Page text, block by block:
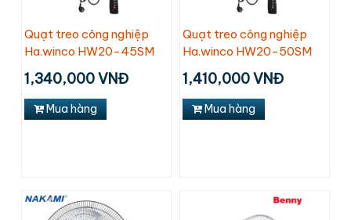
Quạt treo công nghiệp
Ha.winco HW20-45SM
1,340,000 VNĐ
Mua hàng
Quạt treo công nghiệp
Ha.winco HW20-50SM
1,410,000 VNĐ
Mua hàng